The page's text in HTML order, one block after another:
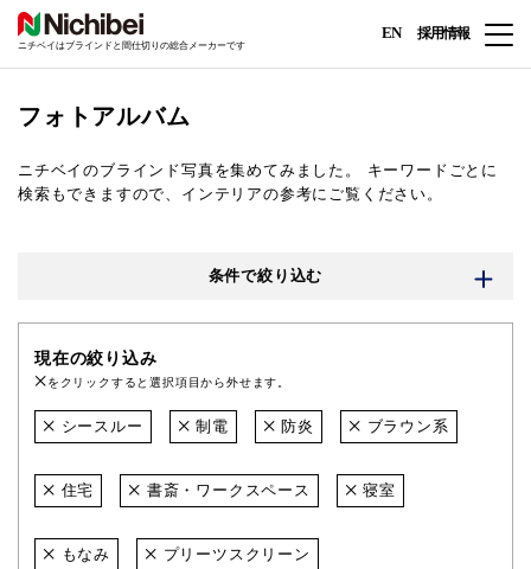
ニチベイはブラインドと間仕切りの総合メーカーです
EN 採用情報
フォトアルバム
ニチベイのブラインド写真を集めてみました。
キーワードごとに
検索もできますので、インテリアの参考にご覧ください。
条件で絞り込む
現在の絞り込み
をクリックすると選択項目から外せます。
シースルー 制電 防炎 ブラウン系
住宅 書斎・ワークスペース 寝室
もなみ プリーツスクリーン